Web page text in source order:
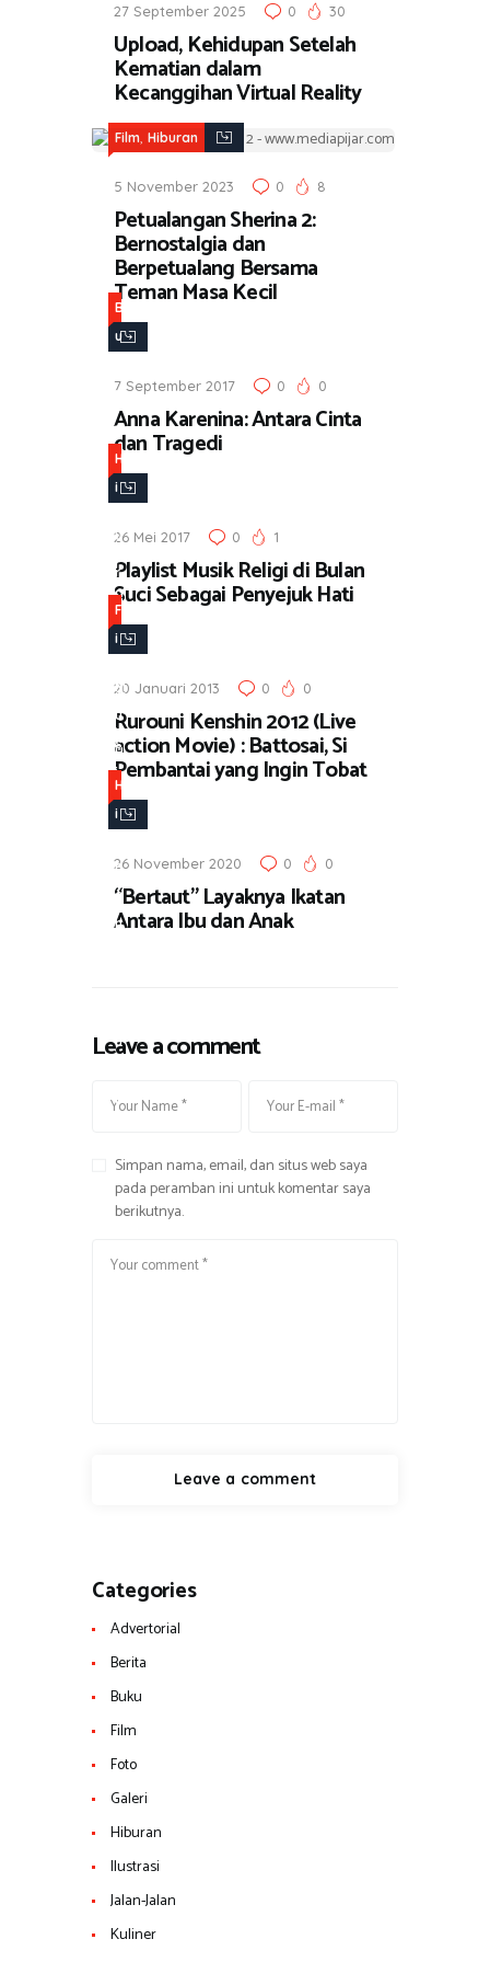
27 September 2025 0 30
Upload, Kehidupan Setelah
Kematian dalam
Kecanggihan Virtual Reality
Film, Hiburan
5 November 2023 0 8
Petualangan Sherina 2:
Bernostalgia dan
Berpetualang Bersama
Teman Masa Kecil
B
u
u
,
H
i
b
u
r
a
n
7 September 2017 0 0
Anna Karenina: Antara Cinta
dan Tragedi
H
i
u
r
a
n
,
M
u
s
i
k
26 Mei 2017 0 1
Playlist Musik Religi di Bulan
Suci Sebagai Penyejuk Hati
F
i
m
,
H
i
b
r
a
n
20 Januari 2013 0 0
Rurouni Kenshin 2012 (Live
action Movie) : Battosai, Si
Pembantai yang Ingin Tobat
H
i
u
r
a
u
i
26 November 2020 0 0
“Bertaut” Layaknya Ikatan
Antara Ibu dan Anak
Leave a comment
Simpan nama, email, dan situs web saya
pada peramban ini untuk komentar saya
berikutnya.
Categories
Advertorial
Berita
Buku
Film
Foto
Galeri
Hiburan
Ilustrasi
Jalan-Jalan
Kuliner